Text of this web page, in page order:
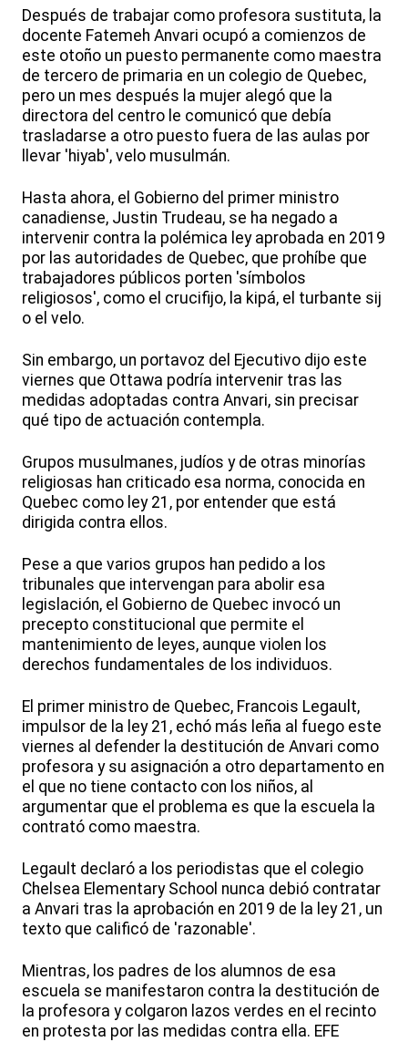
Después de trabajar como profesora sustituta, la
docente Fatemeh Anvari ocupó a comienzos de
este otoño un puesto permanente como maestra
de tercero de primaria en un colegio de Quebec,
pero un mes después la mujer alegó que la
directora del centro le comunicó que debía
trasladarse a otro puesto fuera de las aulas por
llevar 'hiyab', velo musulmán.
Hasta ahora, el Gobierno del primer ministro
canadiense, Justin Trudeau, se ha negado a
intervenir contra la polémica ley aprobada en 2019
por las autoridades de Quebec, que prohíbe que
trabajadores públicos porten 'símbolos
religiosos', como el crucifijo, la kipá, el turbante sij
o el velo.
Sin embargo, un portavoz del Ejecutivo dijo este
viernes que Ottawa podría intervenir tras las
medidas adoptadas contra Anvari, sin precisar
qué tipo de actuación contempla.
Grupos musulmanes, judíos y de otras minorías
religiosas han criticado esa norma, conocida en
Quebec como ley 21, por entender que está
dirigida contra ellos.
Pese a que varios grupos han pedido a los
tribunales que intervengan para abolir esa
legislación, el Gobierno de Quebec invocó un
precepto constitucional que permite el
mantenimiento de leyes, aunque violen los
derechos fundamentales de los individuos.
El primer ministro de Quebec, Francois Legault,
impulsor de la ley 21, echó más leña al fuego este
viernes al defender la destitución de Anvari como
profesora y su asignación a otro departamento en
el que no tiene contacto con los niños, al
argumentar que el problema es que la escuela la
contrató como maestra.
Legault declaró a los periodistas que el colegio
Chelsea Elementary School nunca debió contratar
a Anvari tras la aprobación en 2019 de la ley 21, un
texto que calificó de 'razonable'.
Mientras, los padres de los alumnos de esa
escuela se manifestaron contra la destitución de
la profesora y colgaron lazos verdes en el recinto
en protesta por las medidas contra ella. EFE